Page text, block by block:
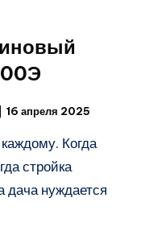
16 апреля 2025
Когда
стройка
дача нуждается